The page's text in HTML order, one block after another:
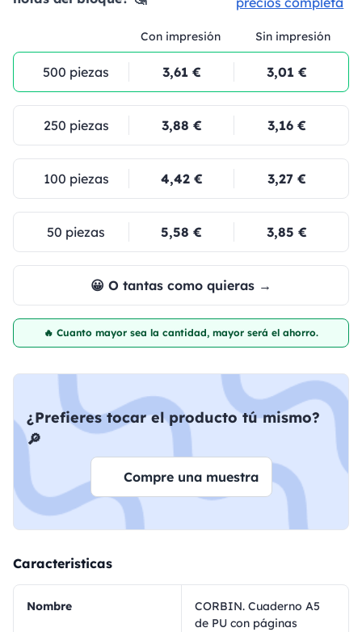
Con impresión Sin impresión
500 piezas 3,61 € 3,01 €
250 piezas 3,88 € 3,16 €
100 piezas 4,42 € 3,27 €
50 piezas 5,58 € 3,85 €
😀 O tantas como quieras →
🔥 Cuanto mayor sea la cantidad, mayor será el ahorro.
¿Prefieres tocar el producto tú mismo?
🔎
Compre una muestra
Caracteristicas
Nombre
CORBIN. Cuaderno A5
de PU con páginas